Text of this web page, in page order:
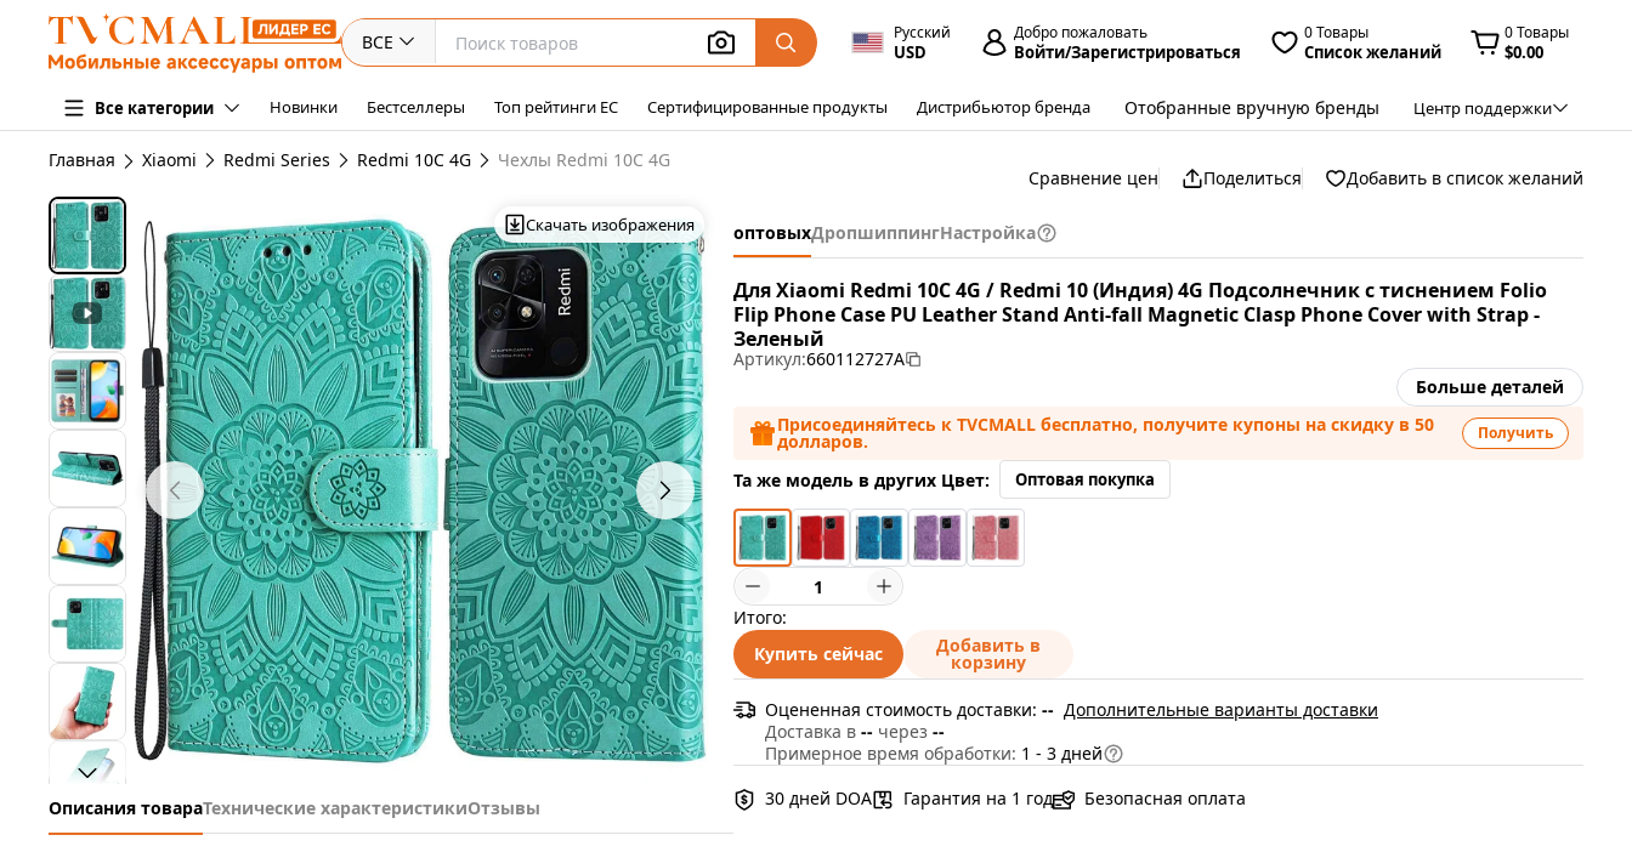
ВСЕ Русский
USD
Добро пожаловать
Войти/Зарегистрироваться
0 Товары
Список желаний
0 Товары
$0.00
Все категории Новинки Бестселлеры Топ рейтинги ЕС Сертифицированные продукты Дистрибьютор бренда Отобранные вручную бренды Центр поддержки
Главная Xiaomi Redmi Series Redmi 10C 4G Чехлы Redmi 10C 4G
Скачать изображения
Описания товараТехнические характеристикиОтзывы
Сравнение цен Поделиться Добавить в список желаний
оптовыхДропшиппингНастройка
Для Xiaomi Redmi 10C 4G / Redmi 10 (Индия) 4G Подсолнечник с тиснением Folio
Flip Phone Case PU Leather Stand Anti-fall Magnetic Clasp Phone Cover with Strap -
Зеленый
Артикул:660112727A
Больше деталей
Присоединяйтесь к TVCMALL бесплатно, получите купоны на скидку в 50
долларов. Получить
Та же модель в других Цвет: Оптовая покупка
Итого:
Купить сейчас
Добавить в
корзину
Оцененная стоимость доставки: -- Дополнительные варианты доставки
Доставка в -- через --
Примерное время обработки: 1 - 3 дней
30 дней DOA
Гарантия на 1 год Безопасная оплата